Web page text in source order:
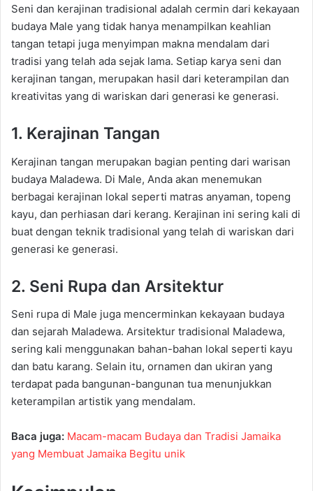
Seni dan kerajinan tradisional adalah cermin dari kekayaan
budaya Male yang tidak hanya menampilkan keahlian
tangan tetapi juga menyimpan makna mendalam dari
tradisi yang telah ada sejak lama. Setiap karya seni dan
kerajinan tangan, merupakan hasil dari keterampilan dan
kreativitas yang di wariskan dari generasi ke generasi.
1. Kerajinan Tangan
Kerajinan tangan merupakan bagian penting dari warisan
budaya Maladewa. Di Male, Anda akan menemukan
berbagai kerajinan lokal seperti matras anyaman, topeng
kayu, dan perhiasan dari kerang. Kerajinan ini sering kali di
buat dengan teknik tradisional yang telah di wariskan dari
generasi ke generasi.
2. Seni Rupa dan Arsitektur
Seni rupa di Male juga mencerminkan kekayaan budaya
dan sejarah Maladewa. Arsitektur tradisional Maladewa,
sering kali menggunakan bahan-bahan lokal seperti kayu
dan batu karang. Selain itu, ornamen dan ukiran yang
terdapat pada bangunan-bangunan tua menunjukkan
keterampilan artistik yang mendalam.
Baca juga: Macam-macam Budaya dan Tradisi Jamaika
yang Membuat Jamaika Begitu unik